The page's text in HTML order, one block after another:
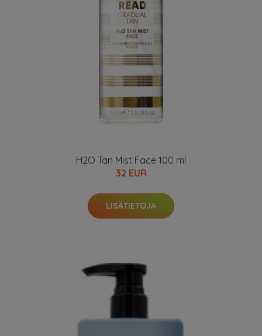
H2O Tan Mist Face 100 ml
32 EUR
LISÄTIETOJA